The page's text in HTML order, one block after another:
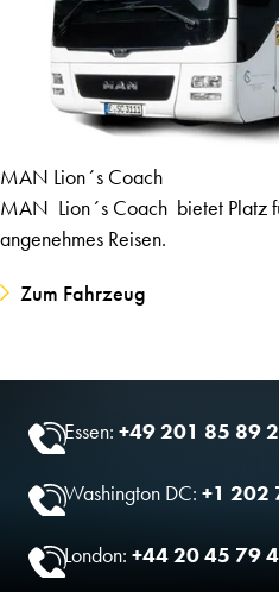
MAN Lion´s Coach
MAN Lion´s Coach bietet Platz
angenehmes Reisen.
Zum Fahrzeug
Essen:+49 201 85 89
Washington DC:+1 202
London:+44 20 45 79